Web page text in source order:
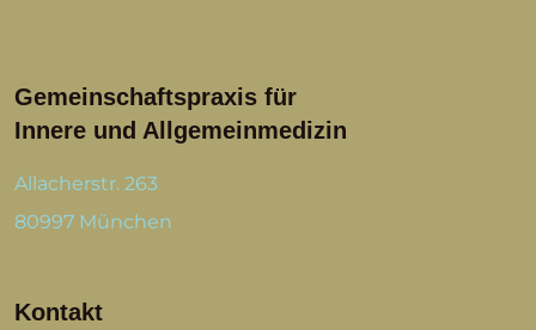
Gemeinschaftspraxis für
Innere und Allgemeinmedizin
Allacherstr. 263
80997 München
Kontakt